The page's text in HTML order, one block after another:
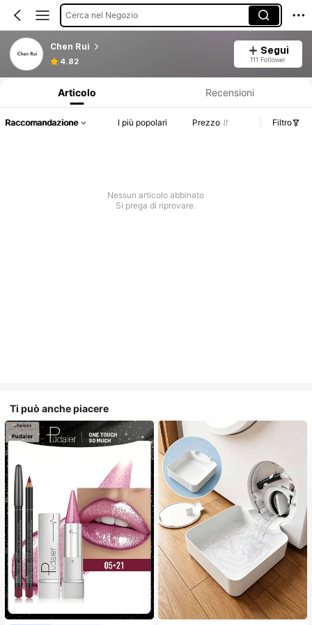
Cerca nel Negozio
Chen Rui
4.82
Segui
111 Follower
Articolo Recensioni
Raccomandazione I più popolari Prezzo Filtro
Nessun articolo abbinato
Si prega di riprovare.
Ti può anche piacere